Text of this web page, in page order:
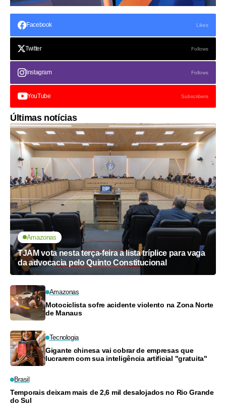
Facebook Likes
Twitter Follows
Instagram Follows
YouTube Subscribers
Últimas notícias
Amazonas
TJAM vota nesta terça-feira a lista tríplice para vaga
da advocacia pelo Quinto Constitucional
Amazonas
Motociclista sofre acidente violento na Zona Norte
de Manaus
Tecnologia
Gigante chinesa vai cobrar de empresas que
lucrarem com sua inteligência artificial "gratuita"
Brasil
Temporais deixam mais de 2,6 mil desalojados no Rio Grande
do Sul